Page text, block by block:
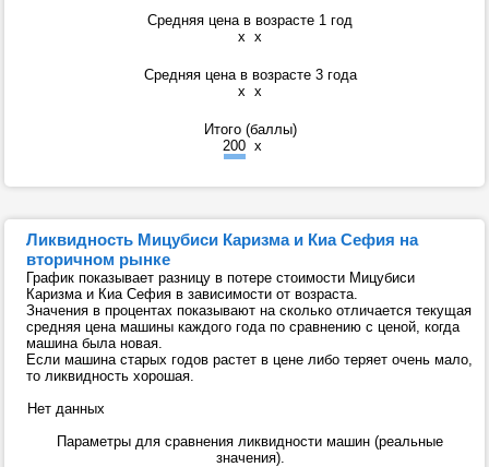
Средняя цена в возрасте 1 год
x x
Средняя цена в возрасте 3 года
x x
Итого (баллы)
200 x
Ликвидность Мицубиси Каризма и Киа Сефия на
вторичном рынке
График показывает разницу в потере стоимости Мицубиси
Каризма и Киа Сефия в зависимости от возраста.
Значения в процентах показывают на сколько отличается текущая
средняя цена машины каждого года по сравнению с ценой, когда
машина была новая.
Если машина старых годов растет в цене либо теряет очень мало,
то ликвидность хорошая.
Нет данных
Параметры для сравнения ликвидности машин (реальные
значения).